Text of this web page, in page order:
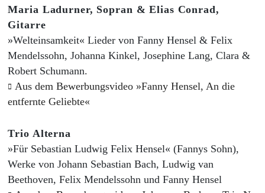
Maria Ladurner, Sopran & Elias Conrad,
Gitarre
»Welteinsamkeit« Lieder von Fanny Hensel & Felix
Mendelssohn, Johanna Kinkel, Josephine Lang, Clara &
Robert Schumann.
Aus dem Bewerbungsvideo »Fanny Hensel, An die
entfernte Geliebte«
Trio Alterna
»Für Sebastian Ludwig Felix Hensel« (Fannys Sohn),
Werke von Johann Sebastian Bach, Ludwig van
Beethoven, Felix Mendelssohn und Fanny Hensel